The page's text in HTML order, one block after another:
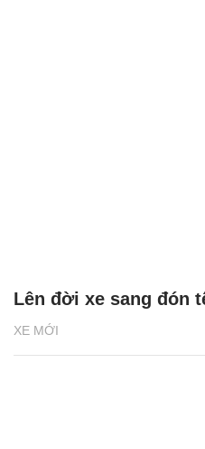
XE MỚI
Lên đời xe sang đón